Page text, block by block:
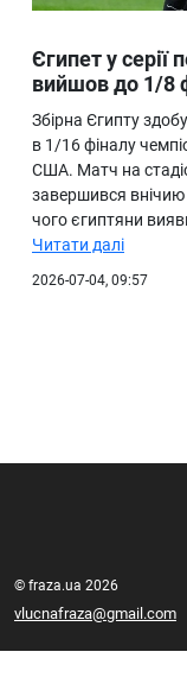
Ukraine
Про нас
Єгипет у серії
вийшов до 1/8
Збірна Єгипту
в 1/16 фіналу
США. Матч на
завершився внічию
чого єгиптяни
Читати далі
2026-07-04, 09:57
© fraza.ua 2026
vlucnafraza@gmail.com